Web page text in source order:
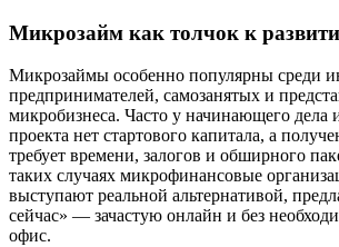
Микрозайм как толчок к
Микрозаймы особенно популярны среди
предпринимателей, самозанятых и
микробизнеса. Часто у начинающего дела
проекта нет стартового капитала, а
требует времени, залогов и обширного
таких случаях микрофинансовые
выступают реальной альтернативой,
сейчас» — зачастую онлайн и без
офис.